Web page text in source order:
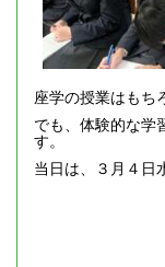
座学の授業はもち
でも、体験的な学
す。
当日は、３月４日